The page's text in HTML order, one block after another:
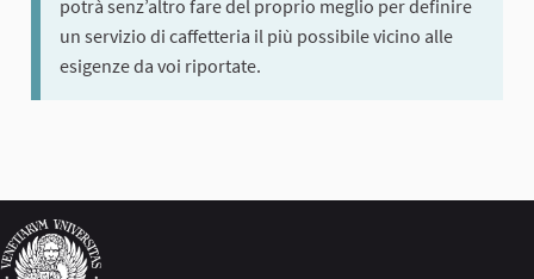
potrà senz’altro fare del proprio meglio per definire
un servizio di caffetteria il più possibile vicino alle
esigenze da voi riportate.